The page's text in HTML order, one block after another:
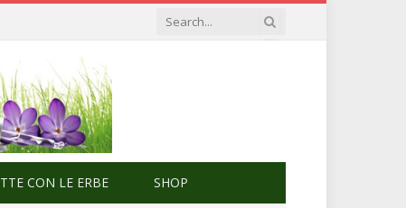
CON LE ERBE SHOP